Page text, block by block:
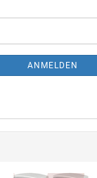
ANMELDEN